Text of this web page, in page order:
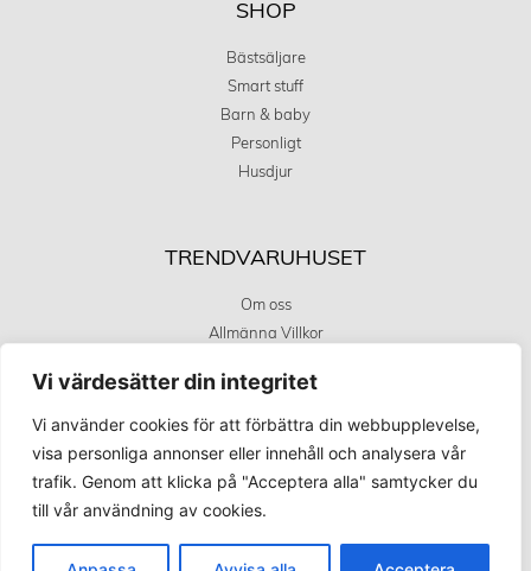
Vi värdesätter din integritet
Vi använder cookies för att förbättra din webbupplevelse,
visa personliga annonser eller innehåll och analysera vår
trafik. Genom att klicka på "Acceptera alla" samtycker du
till vår användning av cookies.
SHOP
Bästsäljare
Smart stuff
Barn & baby
Personligt
Husdjur
TRENDVARUHUSET
Om oss
Allmänna Villkor
Kundservice
Covid 19 uppdatering
KÖPINFORMATION
Betalningsalternativ